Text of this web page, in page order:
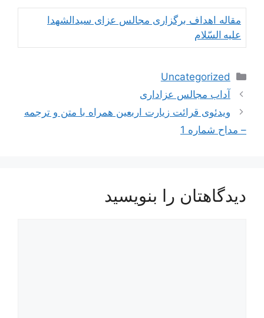
مقاله اهداف برگزاری مجالس عزای سیدالشهدا
علیه السّلام
دسته‌ها
Uncategorized
ناوبری
نوشته‌ها
آداب مجالس عزاداری
ویدئوی قرائت زیارت اربعین همراه با متن و ترجمه
– مداح شماره 1
دیدگاهتان را بنویسید